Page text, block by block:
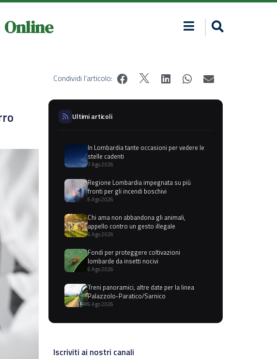
Online
Condividi l'articolo:
Ultimi articoli
In Lombardia tante occasioni per vedere le
stelle cadenti
7 Ago 2026
Regione Lombardia impegnata su più
fronti per gli incendi boschivi
6 Ago 2026
Chi ama non abbandona gli animali,
appello contro un gesto illegale
6 Ago 2026
Fondi per proteggere coltivazioni
lombarde da insetti nocivi
6 Ago 2026
Treni panoramici, altre date per la linea
Palazzolo-Paratico/Sarnico
6 Ago 2026
Iscriviti ai nostri canali